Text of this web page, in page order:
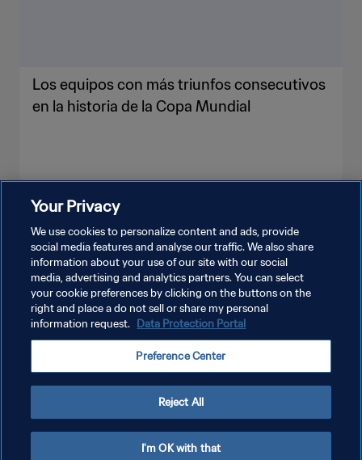
Los equipos con más triunfos consecutivos
en la historia de la Copa Mundial
POLÍTICA DE PRIVACIDAD
AJUSTAR LA CONFIGURACIÓN DE LAS COOKIES
Copyright © 1994 - 2026 FIFA. Todos los derechos reservados.
Your Privacy
We use cookies to personalize content and ads, provide
social media features and analyse our traffic. We also share
information about your use of our site with our social
media, advertising and analytics partners. You can select
your cookie preferences by clicking on the buttons on the
right and place a do not sell or share my personal
information request. Data Protection Portal
Preference Center
Reject All
I'm OK with that